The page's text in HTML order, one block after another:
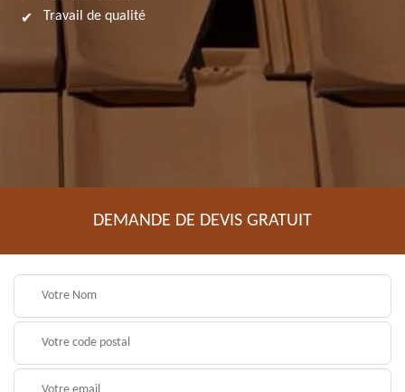
Travail de qualité
DEMANDE DE DEVIS GRATUIT